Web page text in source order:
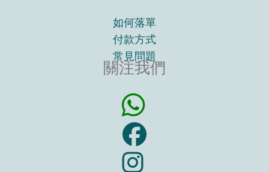
如何落單
付款方式
常見問題
關注我們